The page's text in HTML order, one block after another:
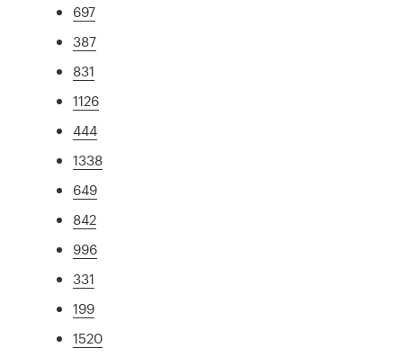
697
387
831
1126
444
1338
649
842
996
331
199
1520